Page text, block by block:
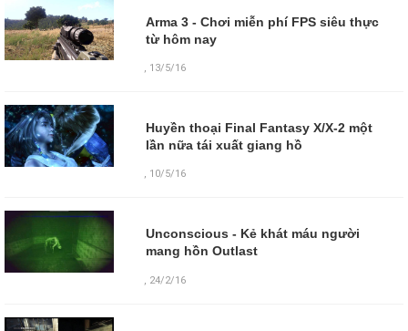
Arma 3 - Chơi miễn phí FPS siêu thực
từ hôm nay
, 13/5/16
Huyền thoại Final Fantasy X/X-2 một
lần nữa tái xuất giang hồ
, 10/5/16
Unconscious - Kẻ khát máu người
mang hồn Outlast
24/2/16